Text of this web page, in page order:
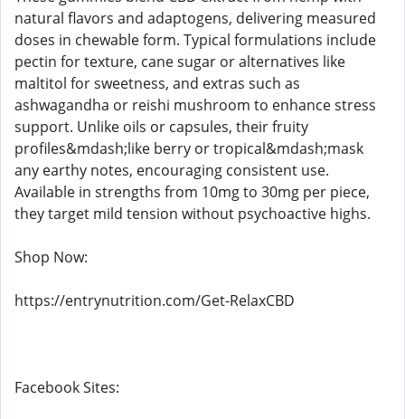
natural flavors and adaptogens, delivering measured
doses in chewable form. Typical formulations include
pectin for texture, cane sugar or alternatives like
maltitol for sweetness, and extras such as
ashwagandha or reishi mushroom to enhance stress
support. Unlike oils or capsules, their fruity
profiles&mdash;like berry or tropical&mdash;mask
any earthy notes, encouraging consistent use.
Available in strengths from 10mg to 30mg per piece,
they target mild tension without psychoactive highs.
Shop Now:
https://entrynutrition.com/Get-RelaxCBD
Facebook Sites: